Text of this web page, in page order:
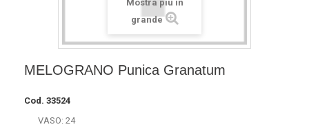
Mostra più in
grande
MELOGRANO Punica Granatum
Cod. 33524
VASO: 24